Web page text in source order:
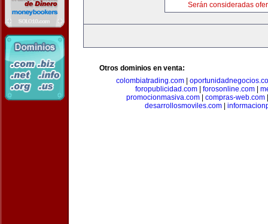
Serán consideradas
Otros dominios en venta:
colombiatrading.com|
foropublicidad.com
forosonline.com
promocionmasiva.com| compras-web.com
desarrollosmoviles.com|